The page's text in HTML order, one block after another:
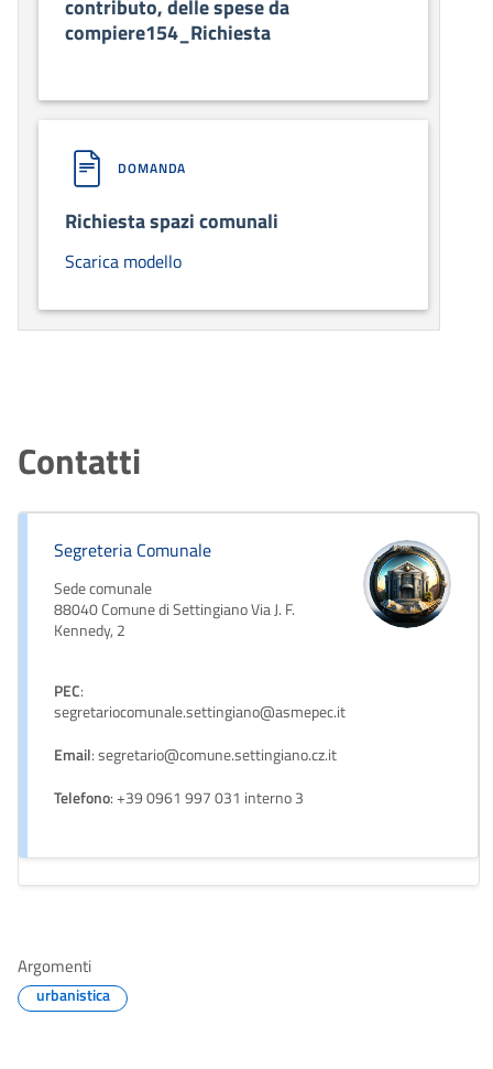
contributo, delle spese da
compiere154_Richiesta
DOMANDA
Richiesta spazi comunali
Scarica modello
Contatti
Segreteria Comunale
Sede comunale
88040 Comune di Settingiano Via J. F.
Kennedy, 2
PEC:
segretariocomunale.settingiano@asmepec.it
Email: segretario@comune.settingiano.cz.it
Telefono: +39 0961 997 031 interno 3
Argomenti
urbanistica